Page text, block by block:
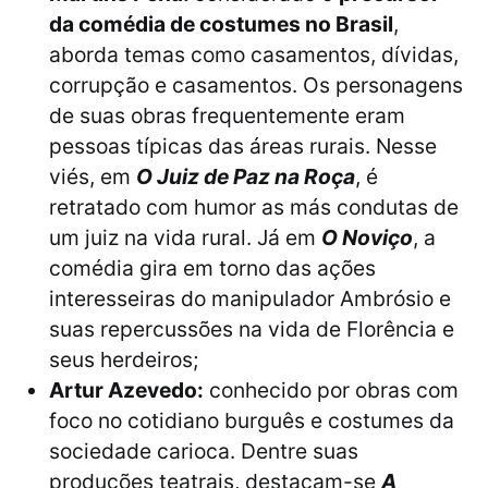
da comédia de costumes no Brasil,
aborda temas como casamentos, dívidas,
corrupção e casamentos. Os personagens
de suas obras frequentemente eram
pessoas típicas das áreas rurais. Nesse
viés, em O Juiz de Paz na Roça, é
retratado com humor as más condutas de
um juiz na vida rural. Já em O Noviço, a
comédia gira em torno das ações
interesseiras do manipulador Ambrósio e
suas repercussões na vida de Florência e
seus herdeiros;
Artur Azevedo: conhecido por obras com
foco no cotidiano burguês e costumes da
sociedade carioca. Dentre suas
produções teatrais, destacam-se A